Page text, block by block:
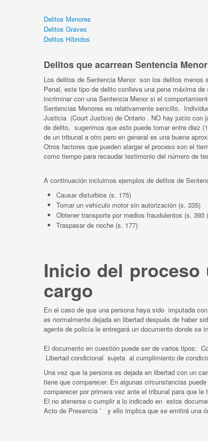
Delitos Menores
Delitos Graves
Delitos Híbridos
Delitos que acarrean Sentencia Menor
Los delitos de Sentencia Menor son los delitos
Penal, este tipo de delito conlleva una pena máxima
incriminar con una Sentencia Menor si el
Sentencias Menores es relativamente sencillo.
Justicia (Court Justice) de Ontario . NO hay juicio con
de delito, sugerimos que esto puede tomar entre diez
de un tribunal a otro pero en general es una buena
Otros factores que pueden alargar el proceso son el
como tiempo para recaudar testimonio del número de
A continuación incluimos ejemplos de delitos de
Causar disturbios (s. 175)
Tomar un vehículo motor sin autorización (s. 335)
Obtener transporte por medios fraudulentos (s. 393
Traspasar de noche (s. 177)
Inicio del proceso
cargo
En el caso de que una persona haya sido imputada
es normalmente dejada en libertad después de haber
agente de policía le entregará un documento donde se
El documento en cuestión puede ser de varios tipos:
Libertad condicional sujeta al cumplimiento de
Una vez que la persona es dejada en libertad con un
tiene que comparecer. En algunas circunstancias
comparecer por primera vez ante el tribunal para que
El no atenerse o cumplir a lo indicado en estos
Acto de Presencia ¨ y ello implica que se emitirá una